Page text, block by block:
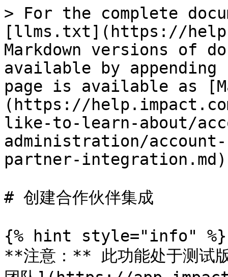
> For the complete
[llms.txt](https://
Markdown versions of
available by
page is available as
(https://
like-to-learn-about/
administration/
partner-
# 创建合作伙伴集成
{% hint style="info" %}
**注意：** 此功能处于测试